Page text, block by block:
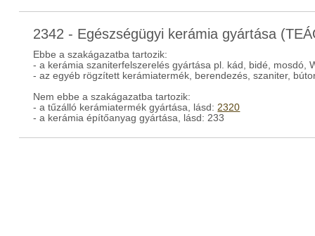
2342 - Egészségügyi kerámia gyártása
Ebbe a szakágazatba tartozik:
- a kerámia szaniterfelszerelés gyártása pl. kád, bidé, mosdó,
- az egyéb rögzített kerámiatermék, berendezés, szaniter,
Nem ebbe a szakágazatba tartozik:
- a tűzálló kerámiatermék gyártása, lásd:2320
- a kerámia építőanyag gyártása, lásd: 233